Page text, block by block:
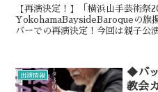
【再演決定！】「横浜山手芸術祭
YokohamaBaysideBaroqueの旗
バーでの再演決定！今回は親子公
出演情報
◆バ
教会